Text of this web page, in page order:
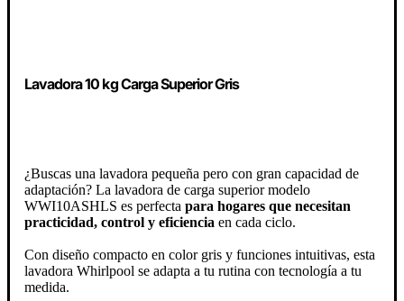
Lavadora 10 kg Carga Superior Gris
¿Buscas una lavadora pequeña pero con gran capacidad de
adaptación? La lavadora de carga superior modelo
WWI10ASHLS es perfecta para hogares que necesitan
practicidad, control y eficiencia en cada ciclo.
Con diseño compacto en color gris y funciones intuitivas, esta
lavadora Whirlpool se adapta a tu rutina con tecnología a tu
medida.